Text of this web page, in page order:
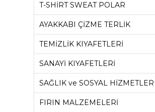
T-SHİRT SWEAT POLAR
AYAKKABI ÇİZME TERLİK
TEMİZLİK KIYAFETLERİ
SANAYİ KIYAFETLERİ
SAĞLIK ve SOSYAL HİZMETLER
FIRIN MALZEMELERİ